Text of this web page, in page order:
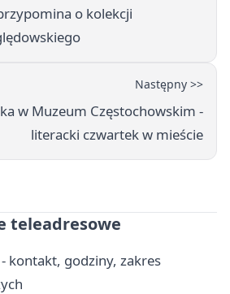
o kolekcji
Następny >>
w Muzeum Częstochowskim -
literacki czwartek w mieście
teleadresowe
- kontakt, godziny, zakres